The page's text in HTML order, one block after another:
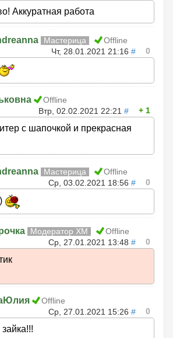
Аккуратная работа
Мастерица
Offline
Чт, 28.01.2021 21:16 # 0
Offline
Втр, 02.02.2021 22:21 # 1
с шапочкой и прекрасная
Мастерица
Offline
Ср, 03.02.2021 18:56 # 0
Модератор ХМ
Offline
Ср, 27.01.2021 13:48 # 0
Offline
Ср, 27.01.2021 15:26 # 0